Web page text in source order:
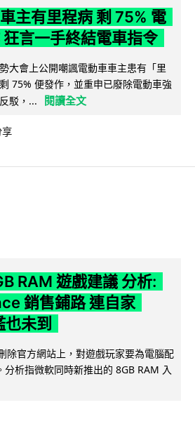
主有里程病 剩 75% 電
言一手終結電車指令
大會上公開嘲諷電動車車主患有「里
75% 便發作，並重申已廢除電動車強
駁，...
閱讀全文
RAM 遊戲建議 分析:
銷售鋪路 連自家
未到
除官方網站上，對遊戲玩家要為電腦配
分析指微軟同時新推出的 8GB RAM 入